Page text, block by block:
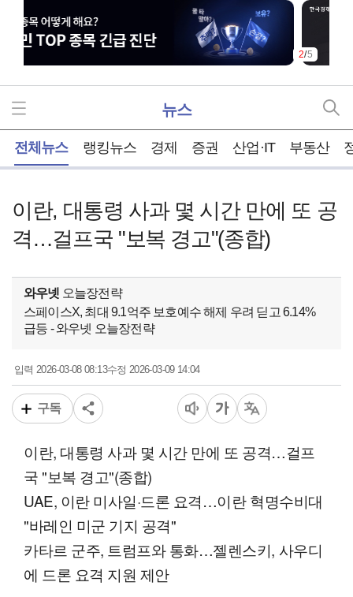
2/5
뉴스
전체뉴스 랭킹뉴스 경제 증권 산업·IT 부동산
이란, 대통령 사과 몇 시간 만에 또 공
격…걸프국 "보복 경고"(종합)
와우넷 오늘장전략
스페이스X, 최대 9.1억주 보호예수 해제 우려 딛고 6.14%
급등 - 와우넷 오늘장전략
입력2026-03-08 08:13수정 2026-03-09 14:04
구독
이란, 대통령 사과 몇 시간 만에 또 공격…걸프
국 "보복 경고"(종합)
UAE, 이란 미사일·드론 요격…이란 혁명수비대
"바레인 미군 기지 공격"
카타르 군주, 트럼프와 통화…젤렌스키, 사우디
에 드론 요격 지원 제안